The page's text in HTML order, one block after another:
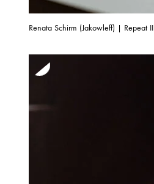
Renata Schirm (Jakowleff) | Repeat II